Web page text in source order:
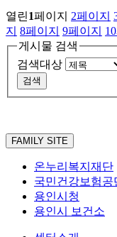
열린1페이지 2페이지
지 8페이지 9페이지 10
게시물 검색
검색대상
FAMILY SITE
온누리복지재단
국민건강보험공
용인시청
용인시 보건소